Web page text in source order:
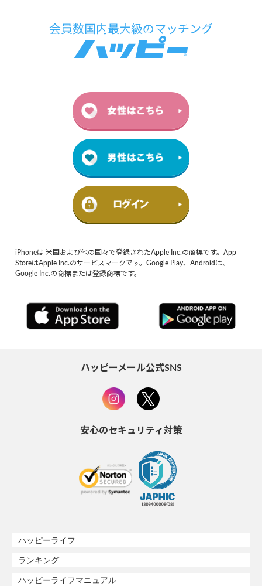
iPhoneは 米国および他の国々で登録されたApple Inc.の商標です。App
StoreはApple Inc.のサービスマークです。Google Play、Androidは、
Google Inc.の商標または登録商標です。
ハッピーメール公式SNS
安心のセキュリティ対策
ハッピーライフ
ランキング
ハッピーライフマニュアル